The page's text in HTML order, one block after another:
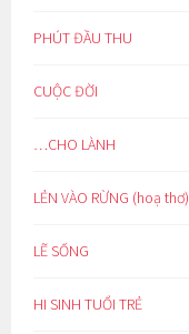
PHÚT ĐẦU THU
CUỘC ĐỜI
…CHO LÀNH
LẺN VÀO RỪNG (hoạ thơ)
LẼ SỐNG
HI SINH TUỔI TRẺ